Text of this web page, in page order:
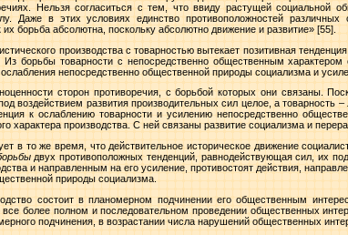
Нельзя согласиться с тем, что ввиду растущей социальной
Даже в этих условиях единство противоположностей различных
борьба абсолютна, поскольку абсолютно движение и развитие» [55].
производства с товарностью вытекает позитивная
борьбы товарности с непосредственно общественным характером
непосредственно общественной природы социализма и
сторон противоречия, с борьбой которых они связаны.
воздействием развития производительных сил целое, а товарность
к ослаблению товарности и усилению непосредственно
характера производства. С ней связаны развитие социализма и
в то же время, что действительное историческое движение
двух противоположных тенденций, равнодействующая сил, их
и направленным на его усиление, противостоят действия,
природы социализма.
состоит в планомерном подчинении его общественным
более полном и последовательном проведении общественных
подчинения, в возрастании числа нарушений общественных